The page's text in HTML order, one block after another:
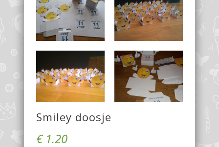
Smiley doosje
€1.20